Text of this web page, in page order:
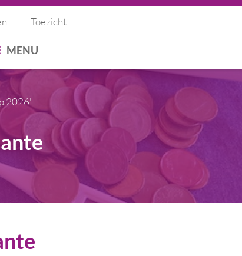
Toezicht
MENU
2026'